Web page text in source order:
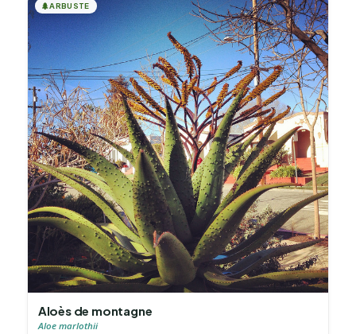
🌲ARBUSTE
Aloès de montagne
Aloe marlothii